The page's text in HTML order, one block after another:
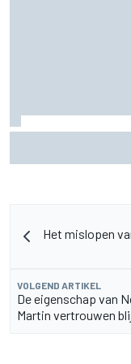
Het mislopen
VOLGEND ARTIKEL
De eigenschap van
Martin vertrouwen